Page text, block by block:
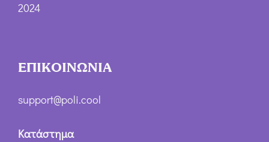
2024
ΕΠΙΚΟΙΝΩΝΙΑ
support@poli.cool
Κατάστημα